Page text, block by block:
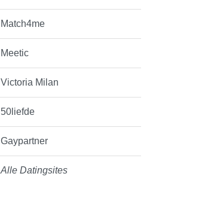
Match4me
Meetic
Victoria Milan
50liefde
Gaypartner
Alle Datingsites